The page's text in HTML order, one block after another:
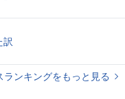
訳
ランキングをもっと見る